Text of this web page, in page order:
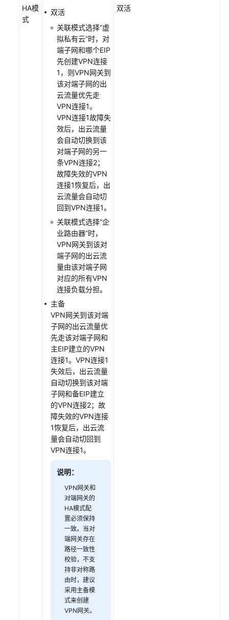
通
HA模
式
双活
关联模式选择“虚
拟私有云”时，对
端子网和哪个EIP
先创建VPN连接
1，则VPN网关到
该对端子网的出
云流量优先走
VPN连接1。
VPN连接1故障失
效后，出云流量
会自动切换到该
对端子网的另一
条VPN连接2；
故障失效的VPN
连接1恢复后，出
云流量会自动切
回到VPN连接1。
关联模式选择“企
业路由器”时，
VPN网关到该对
端子网的出云流
量由该对端子网
对应的所有VPN
连接负载分担。
主备
VPN网关到该对端
子网的出云流量优
先走该对端子网和
主EIP建立的VPN
连接1。VPN连接1
失效后，出云流量
自动切换到该对端
子网和备EIP建立
的VPN连接2；故
障失效的VPN连接
1恢复后，出云流
量会自动切回到
VPN连接1。
说明：
VPN网关和
对端网关的
HA模式配
置必须保持
一致。当对
端网关存在
路径一致性
校验，不支
持非对称路
由时，建议
采用主备模
式来创建
VPN网关。
双活